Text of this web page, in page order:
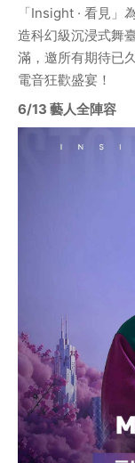
「Insight · 看見
造科幻級沉浸式舞
滿，邀所有期待已
電音狂歡盛宴！
6/13 藝人全陣容